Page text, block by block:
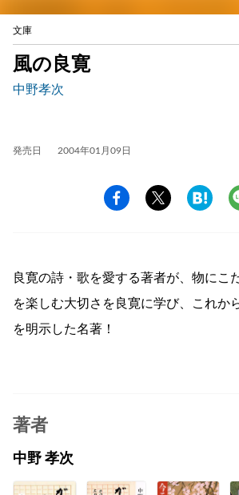
文庫
風の良寛
中野孝次
発売日 2004年01月09日
良寛の詩・歌を愛する著者が、物にこ
を楽しむ大切さを良寛に学び、これか
を明示した名著！
著者
中野 孝次